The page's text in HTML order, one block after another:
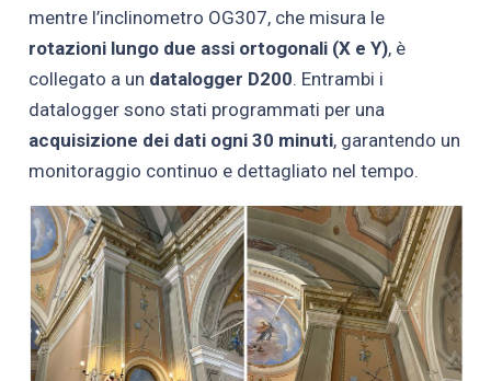
mentre l’inclinometro OG307, che misura le
rotazioni lungo due assi ortogonali (X e Y), è
collegato a un datalogger D200. Entrambi i
datalogger sono stati programmati per una
acquisizione dei dati ogni 30 minuti, garantendo un
monitoraggio continuo e dettagliato nel tempo.